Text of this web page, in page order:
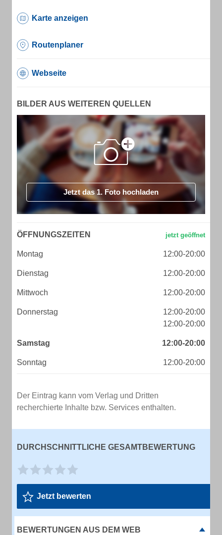
Karte anzeigen
Routenplaner
Webseite
BILDER AUS WEITEREN QUELLEN
Jetzt das 1. Foto hochladen
ÖFFNUNGSZEITEN
Montag 12:00-20:00
Dienstag 12:00-20:00
Mittwoch 12:00-20:00
Donnerstag
12:00-20:00
12:00-20:00
Samstag 12:00-20:00
Sonntag 12:00-20:00
Der Eintrag kann vom Verlag und Dritten
recherchierte Inhalte bzw. Services enthalten.
DURCHSCHNITTLICHE GESAMTBEWERTUNG
Jetzt bewerten
BEWERTUNGEN AUS DEM WEB